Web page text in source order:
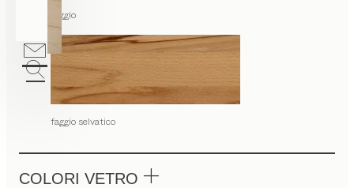
faggio
faggio selvatico
COLORI VETRO